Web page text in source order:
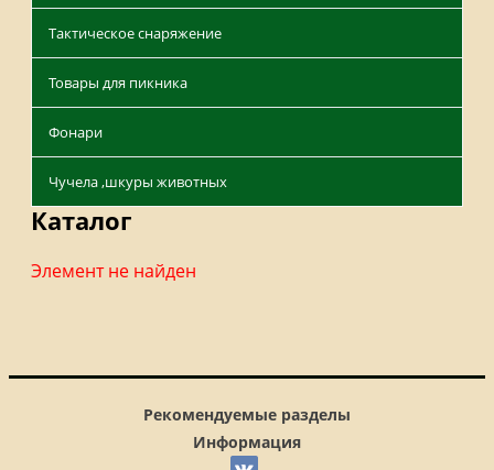
Тактическое снаряжение
Товары для пикника
Фонари
Чучела ,шкуры животных
Каталог
Элемент не найден
Рекомендуемые разделы
Информация